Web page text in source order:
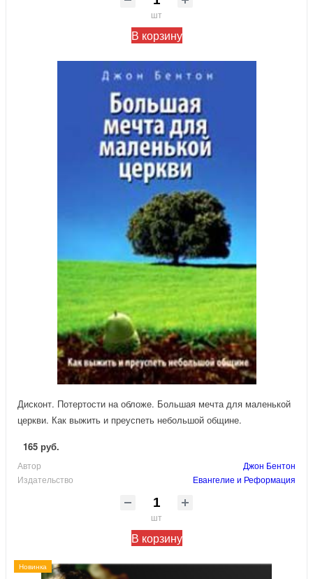
шт
В корзину
Дисконт. Потертости на обложе. Большая мечта для маленькой
церкви. Как выжить и преуспеть небольшой общине.
165 руб.
Автор
Джон Бентон
Издательство
Евангелие и Реформация
шт
В корзину
Новинка